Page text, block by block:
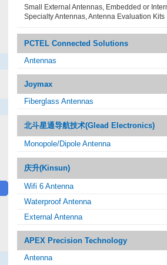
Small External Antennas, Embedded or
Specialty Antennas, Antenna Evaluation Kits
PCTEL Connected Solutions
Antennas
Joymax
Fiberglass Antennas
北斗星通导航技术(Glead Electronics)
Monopole/Dipole Antenna
庆升(Kinsun)
Wifi 6 Antenna
Waterproof Antenna
External Antenna
APEX Precision Technology
Antenna